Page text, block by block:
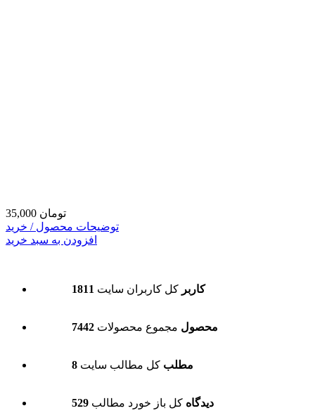
35,000 تومان
توضیحات محصول / خرید
افزودن به سبد خرید
1811 کاربر کل کاربران سایت
7442 محصول مجموع محصولات
8 مطلب کل مطالب سایت
529 دیدگاه کل باز خورد مطالب